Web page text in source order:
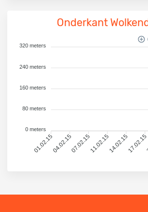
Onderkant
01.02.1504.02.1507.02.1511.02.1514.02.1517.02.15
320 meters
240 meters
160 meters
80 meters
0 meters